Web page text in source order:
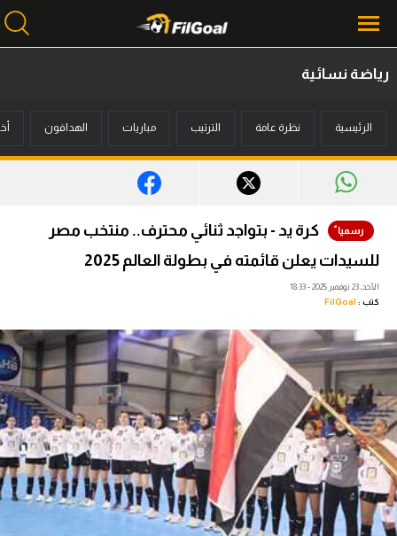
أخبار
ميركاتو
فانتازي في الجول
فيديوهات
عدسات
آراء حرة
ركن الألعاب
بطولات
رياضة نسائية
الرئيسية نظرة عامة الترتيب مباريات الهدافون
كرة يد - بتواجد ثنائي محترف.. منتخب مصر
للسيدات يعلن قائمته في بطولة العالم 2025
الأحد، 23 نوفمبر 2025 - 18:33
كتب : FilGoal